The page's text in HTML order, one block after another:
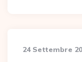
24 Settembre